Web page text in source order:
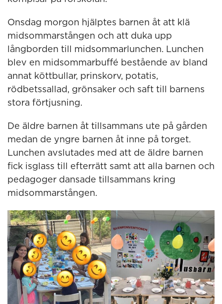
Onsdag morgon hjälptes barnen åt att klä
midsommarstången och att duka upp
långborden till midsommarlunchen. Lunchen
blev en midsommarbuffé bestående av bland
annat köttbullar, prinskorv, potatis,
rödbetssallad, grönsaker och saft till barnens
stora förtjusning.
De äldre barnen åt tillsammans ute på gården
medan de yngre barnen åt inne på torget.
Lunchen avslutades med att de äldre barnen
fick isglass till efterrätt samt att alla barnen och
pedagoger dansade tillsammans kring
midsommarstången.